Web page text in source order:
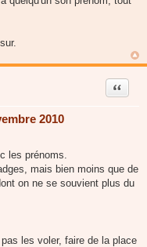
2010
Citer
les prénoms.
mais bien moins que de
on ne se souvient plus du
les voler, faire de la place